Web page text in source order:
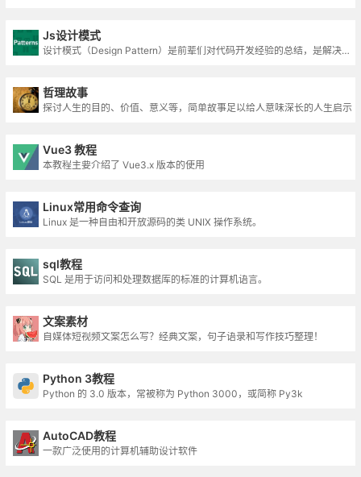
Js设计模式
设计模式（Design Pattern）是前辈们对代码开发经验的总结，是解决特定问题的一系列套路
哲理故事
探讨人生的目的、价值、意义等，简单故事足以给人意味深长的人生启示
Vue3 教程
本教程主要介绍了 Vue3.x 版本的使用
Linux常用命令查询
Linux 是一种自由和开放源码的类 UNIX 操作系统。
sql教程
SQL 是用于访问和处理数据库的标准的计算机语言。
文案素材
自媒体短视频文案怎么写？经典文案，句子语录和写作技巧整理！
Python 3教程
Python 的 3.0 版本，常被称为 Python 3000，或简称 Py3k
AutoCAD教程
一款广泛使用的计算机辅助设计软件